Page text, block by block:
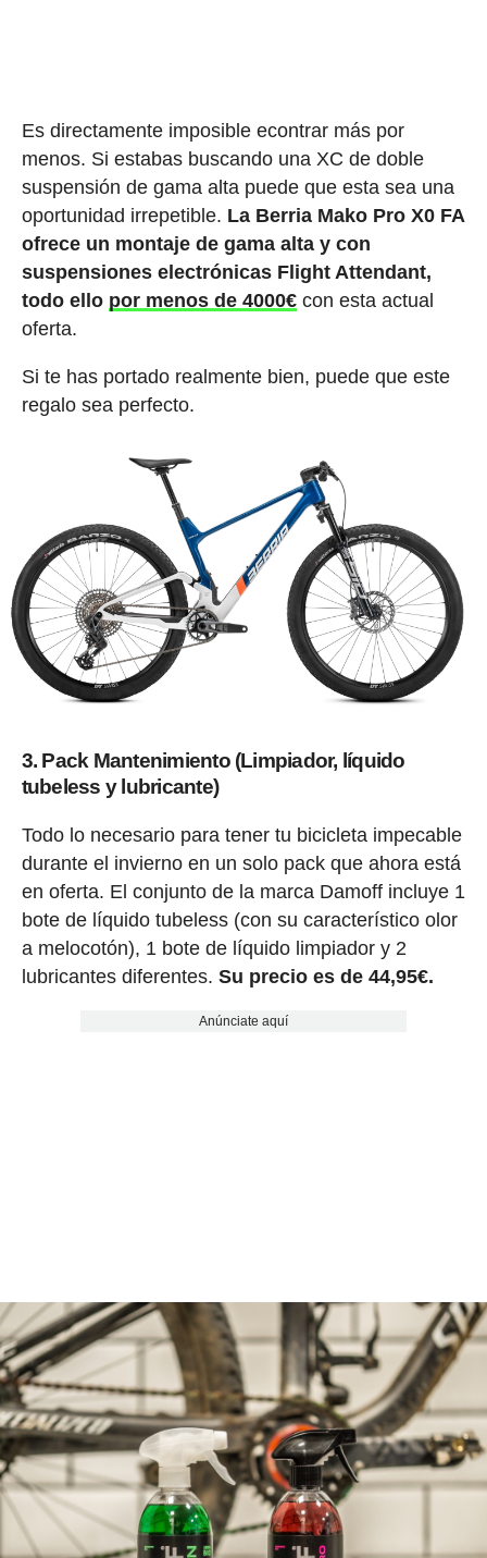
Es directamente imposible econtrar más por
menos. Si estabas buscando una XC de doble
suspensión de gama alta puede que esta sea una
oportunidad irrepetible. La Berria Mako Pro X0 FA
ofrece un montaje de gama alta y con
suspensiones electrónicas Flight Attendant,
todo ello por menos de 4000€ con esta actual
oferta.
Si te has portado realmente bien, puede que este
regalo sea perfecto.
3. Pack Mantenimiento (Limpiador, líquido
tubeless y lubricante)
Todo lo necesario para tener tu bicicleta impecable
durante el invierno en un solo pack que ahora está
en oferta. El conjunto de la marca Damoff incluye 1
bote de líquido tubeless (con su característico olor
a melocotón), 1 bote de líquido limpiador y 2
lubricantes diferentes. Su precio es de 44,95€.
Anúnciate aquí